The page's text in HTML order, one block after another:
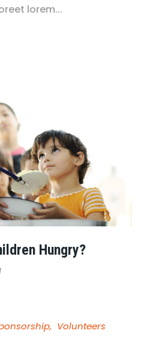
lorem...
Hungry?
, Volunteers